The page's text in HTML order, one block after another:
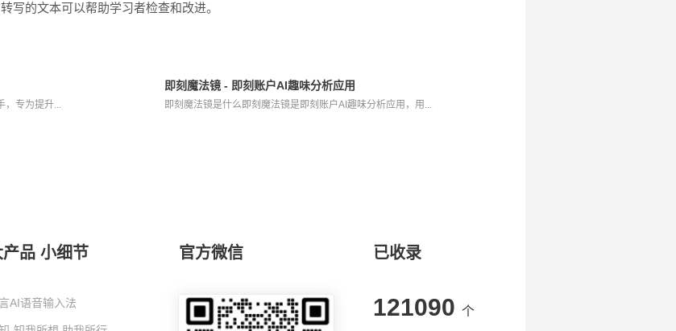
写的文本可以帮助学习者检查和改进。
，专为提升...
即刻魔法镜 - 即刻账户AI趣味分析应用
即刻魔法镜是什么即刻魔法镜是即刻账户AI趣味分析应用，用...
产品 小细节
AI语音输入法
官方微信 已收录
121090 个